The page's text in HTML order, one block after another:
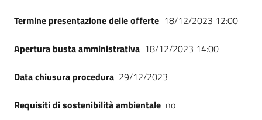
Termine presentazione delle offerte 18/12/2023 12:00
Apertura busta amministrativa 18/12/2023 14:00
Data chiusura procedura 29/12/2023
Requisiti di sostenibilità ambientale no